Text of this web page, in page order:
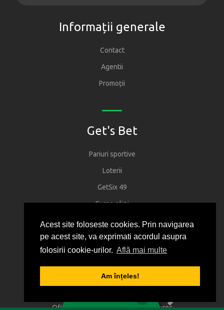
Acest site foloseste cookies. Prin navigarea
pe acest site, va exprimati acordul asupra
folosirii cookie-urilor. Află mai multe
Am înțeles!
Informații generale
Contact
Agentii
Promoții
Get's Bet
Pariuri sportive
Loterii
GetSix 49
Curse câini
Securitate și confidențialitate
Regulament
Oficiul National pentru Jocuri de Noroc